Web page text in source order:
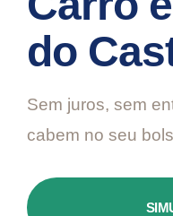
do
Sem juros, sem
cabem no seu